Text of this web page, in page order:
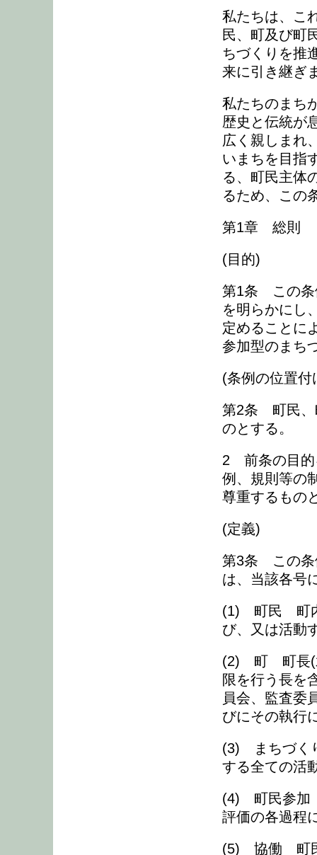
私たちは、こ
民、町及び町
ちづくりを推
来に引き継ぎ
私たちのまち
歴史と伝統が
広く親しまれ
いまちを目指
る、町民主体
るため、この
第1章 総則
(目的)
第1条 この条
を明らかにし
定めることに
参加型のまち
(条例の位置付
第2条 町民、
のとする。
2 前条の目的
例、規則等の
尊重するもの
(定義)
第3条 この条
は、当該各号
(1) 町民 町内
び、又は活動
(2) 町 町長(
限を行う長を
員会、監査委
びにその執行
(3) まちづく
する全ての活
(4) 町民参加
評価の各過程
(5) 協働 町民